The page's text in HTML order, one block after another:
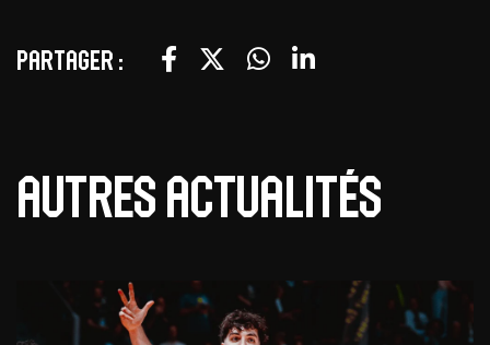
Partager :
Autres actualités